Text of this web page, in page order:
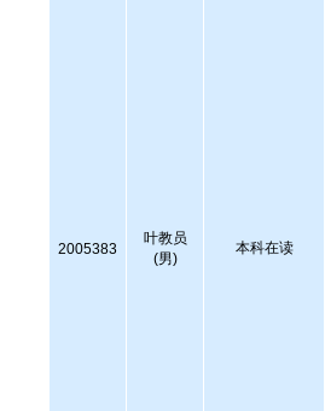
2005383
叶教员
(男)
本科在读